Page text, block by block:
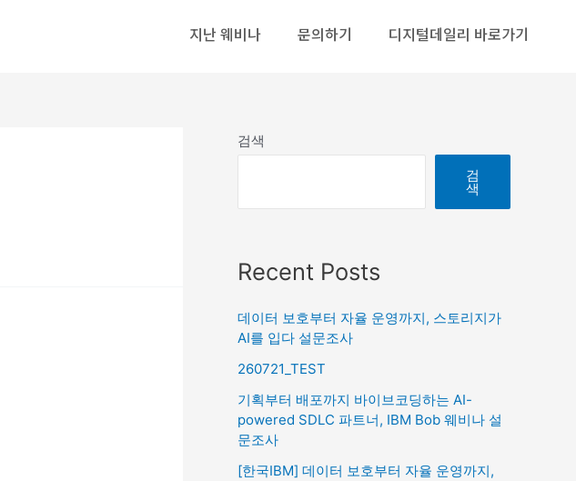
지난 웨비나 문의하기 디지털데일리 바로가기
검색
검
색
Recent Posts
데이터 보호부터 자율 운영까지, 스토리지가
AI를 입다 설문조사
260721_TEST
기획부터 배포까지 바이브코딩하는 AI-
powered SDLC 파트너, IBM Bob 웨비나 설
문조사
[한국IBM] 데이터 보호부터 자율 운영까지,